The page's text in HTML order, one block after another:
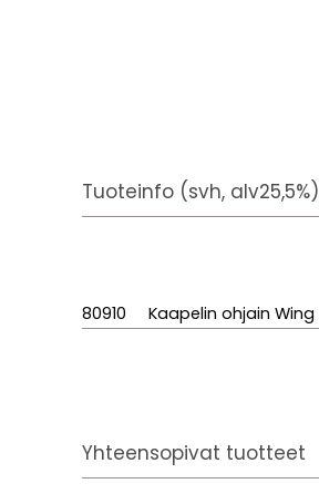
Tuoteinfo (svh, alv25,5%)
80910 Kaapelin ohjain Wing
Yhteensopivat tuotteet